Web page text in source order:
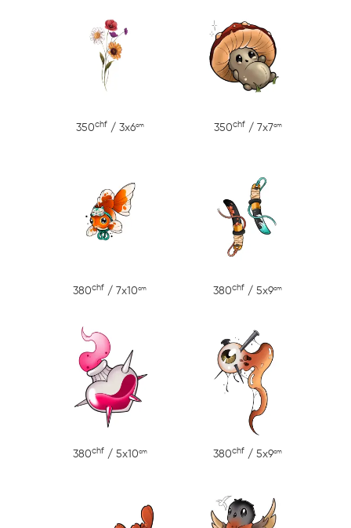
350chf / 3x6cm 350chf / 7x7cm
380chf / 7x10cm 380chf / 5x9cm
380chf / 5x10cm 380chf / 5x9cm